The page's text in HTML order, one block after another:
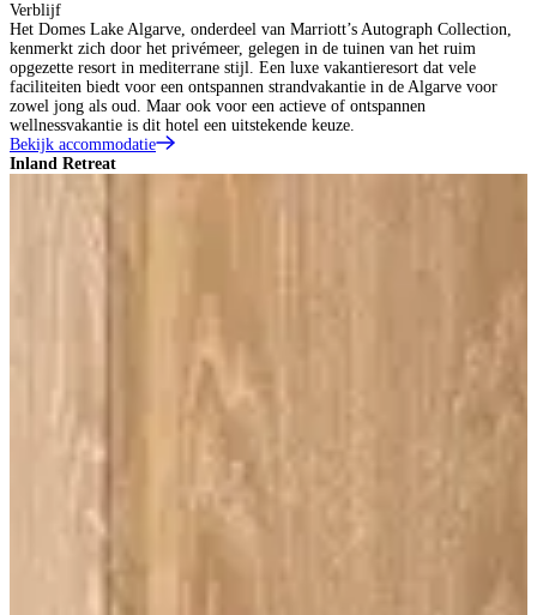
Verblijf
Het Domes Lake Algarve, onderdeel van Marriott’s Autograph Collection,
kenmerkt zich door het privémeer, gelegen in de tuinen van het ruim
opgezette resort in mediterrane stijl. Een luxe vakantieresort dat vele
faciliteiten biedt voor een ontspannen strandvakantie in de Algarve voor
zowel jong als oud. Maar ook voor een actieve of ontspannen
wellnessvakantie is dit hotel een uitstekende keuze.
Bekijk accommodatie
Inland Retreat